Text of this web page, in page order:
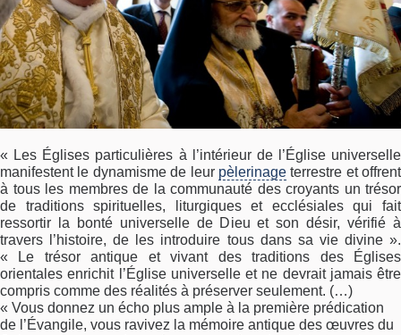
« Les Églises particulières à l’intérieur de l’Église universelle
manifestent le dynamisme de leur pèlerinageterrestre et offrent
à tous les membres de la communauté des croyants un trésor
de traditions spirituelles, liturgiques et ecclésiales qui fait
ressortir la bonté universelle de Dieu et son désir, vérifié à
travers l’histoire, de les introduire tous dans sa vie divine ».
« Le trésor antique et vivant des traditions des Églises
orientales enrichit l’Église universelle et ne devrait jamais être
compris comme des réalités à préserver seulement. (…)
« Vous donnez un écho plus ample à la première prédication
de l’Évangile, vous ravivez la mémoire antique des œuvres du